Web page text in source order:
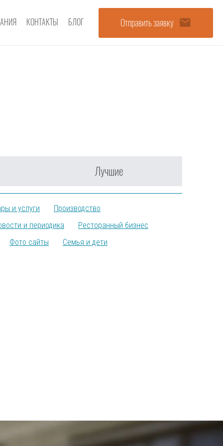
КОНТАКТЫ БЛОГ Отправить заявку email
Лучшие
и услуги
Производство
и периодика
Ресторанный бизнес
Фото сайты
Семья и дети